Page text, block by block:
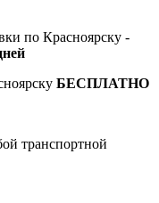
по Красноярску -
БЕСПЛАТНО
транспортной